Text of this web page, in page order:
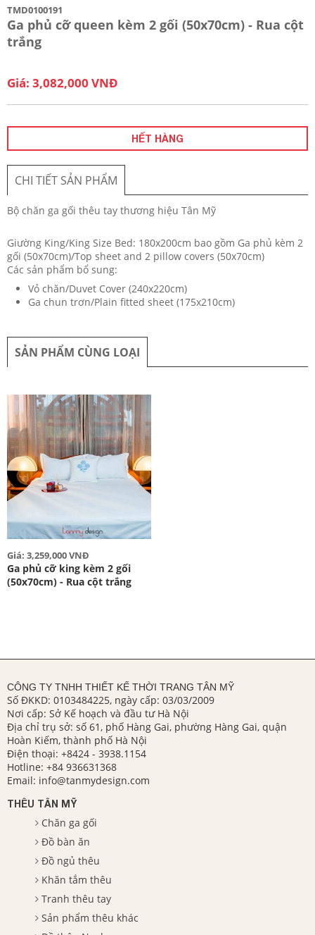
TMD0100191
Ga phủ cỡ queen kèm 2 gối (50x70cm) - Rua cột
trắng
Giá: 3,082,000 VNĐ
HẾT HÀNG
CHI TIẾT SẢN PHẨM
Bộ chăn ga gối thêu tay thương hiệu Tân Mỹ
Giường King/King Size Bed: 180x200cm bao gồm Ga phủ kèm 2
gối (50x70cm)/Top sheet and 2 pillow covers (50x70cm)
Các sản phẩm bổ sung:
Vỏ chăn/Duvet Cover (240x220cm)
Ga chun trơn/Plain fitted sheet (175x210cm)
SẢN PHẨM CÙNG LOẠI
Giá: 3,259,000 VNĐ
Ga phủ cỡ king kèm 2 gối
(50x70cm) - Rua cột trắng
CÔNG TY TNHH THIẾT KẾ THỜI TRANG TÂN MỸ
Số ĐKKD: 0103484225, ngày cấp: 03/03/2009
Nơi cấp: Sở Kế hoạch và đầu tư Hà Nội
Địa chỉ trụ sở: số 61, phố Hàng Gai, phường Hàng Gai, quận
Hoàn Kiếm, thành phố Hà Nội
Điện thoại: +8424 - 3938.1154
Hotline: +84 936631368
Email: info@tanmydesign.com
THÊU TÂN MỸ
Chăn ga gối
Đồ bàn ăn
Đồ ngủ thêu
Khăn tắm thêu
Tranh thêu tay
Sản phẩm thêu khác